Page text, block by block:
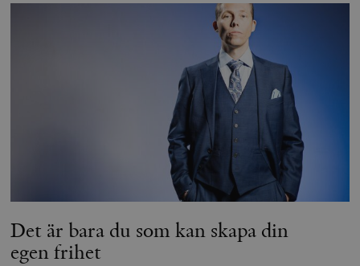
Det är bara du som kan skapa din
egen frihet